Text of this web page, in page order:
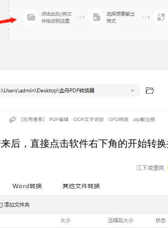
后，直接点击软件右下角的开始转换